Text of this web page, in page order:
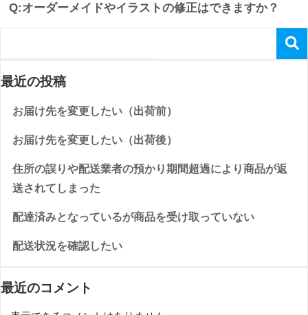
Q:オーダーメイドやイラストの修正はできますか？
最近の投稿
お届け先を変更したい（出荷前）
お届け先を変更したい（出荷後）
住所の誤りや配送業者の預かり期間超過により商品が返
送されてしまった
配達済みとなっているが商品を受け取っていない
配送状況を確認したい
最近のコメント